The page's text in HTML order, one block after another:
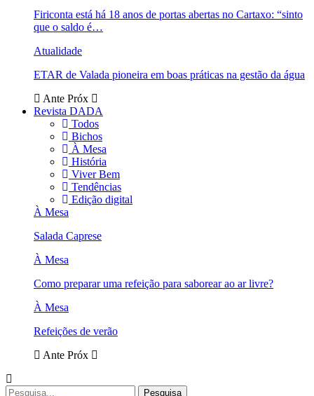
Firiconta está há 18 anos de portas abertas no Cartaxo: “sinto
que o saldo é…
Atualidade
ETAR de Valada pioneira em boas práticas na gestão da água
Ante Próx
Revista DADA
Todos
Bichos
À Mesa
História
Viver Bem
Tendências
Edição digital
À Mesa
Salada Caprese
À Mesa
Como preparar uma refeição para saborear ao ar livre?
À Mesa
Refeições de verão
Ante Próx